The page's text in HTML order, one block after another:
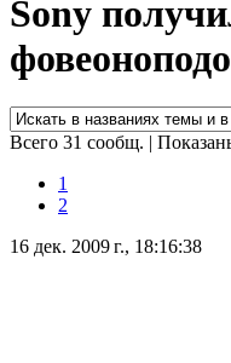
Sony
Всего 31 сообщ. |
1
2
16 дек. 2009 г., 18:16:38